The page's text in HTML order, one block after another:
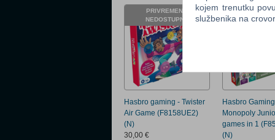
PRIVREMENO
NEDOSTUPNO
Hasbro gaming - Twister
Air Game (F8158UE2)
(N)
30,00 €
Hasbro
Monopoly
games in 1
(N)
kojem trenutku
službenika na